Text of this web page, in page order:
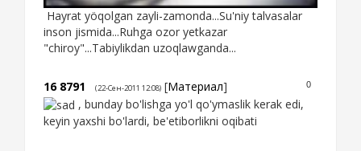
Hayrat yöqolgan zayli-zamonda...Su'niy talvasalar
inson jismida...Ruhga ozor yetkazar
"chiroy"...Tabiylikdan uzoqlawganda...
0
16 8791 (22-Сен-2011 12:08) [Материал]
, bunday bo'lishga yo'l qo'ymaslik kerak edi,
keyin yaxshi bo'lardi, be'etiborlikni oqibati